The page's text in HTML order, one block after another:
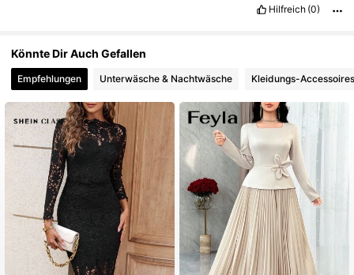
Hilfreich (0)
Könnte Dir Auch Gefallen
Empfehlungen Unterwäsche & Nachtwäsche Kleidungs-Accessoires